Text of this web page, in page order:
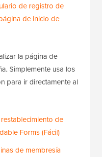
de registro de
de inicio de
la página de
Simplemente usa los
para ir directamente al
de
Forms (Fácil)
de membresía